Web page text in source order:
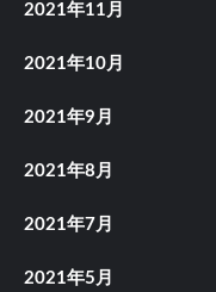
2021年11月
2021年10月
2021年9月
2021年8月
2021年7月
2021年5月